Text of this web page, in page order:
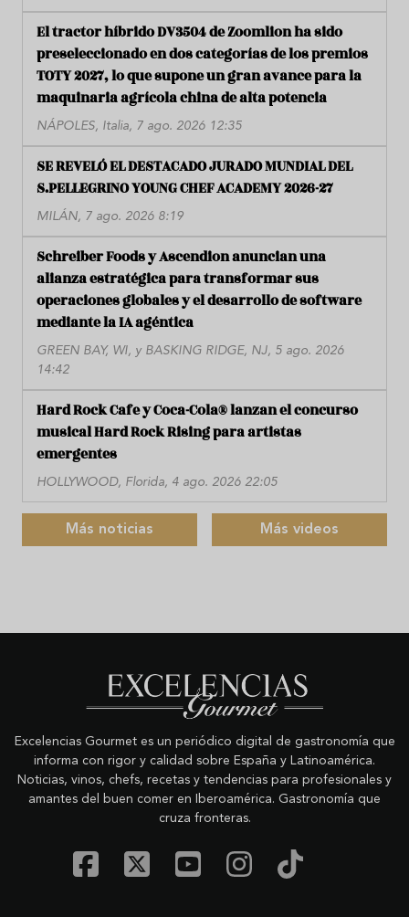
El tractor híbrido DV3504 de Zoomlion ha sido
preseleccionado en dos categorías de los premios
TOTY 2027, lo que supone un gran avance para la
maquinaria agrícola china de alta potencia
NÁPOLES, Italia, 7 ago. 2026 12:35
SE REVELÓ EL DESTACADO JURADO MUNDIAL DEL
S.PELLEGRINO YOUNG CHEF ACADEMY 2026-27
MILÁN, 7 ago. 2026 8:19
Schreiber Foods y Ascendion anuncian una
alianza estratégica para transformar sus
operaciones globales y el desarrollo de software
mediante la IA agéntica
GREEN BAY, WI, y BASKING RIDGE, NJ, 5 ago. 2026
14:42
Hard Rock Cafe y Coca-Cola® lanzan el concurso
musical Hard Rock Rising para artistas
emergentes
HOLLYWOOD, Florida, 4 ago. 2026 22:05
Más noticias Más videos
Excelencias Gourmet es un periódico digital de gastronomía que
informa con rigor y calidad sobre España y Latinoamérica.
Noticias, vinos, chefs, recetas y tendencias para profesionales y
amantes del buen comer en Iberoamérica. Gastronomía que
cruza fronteras.